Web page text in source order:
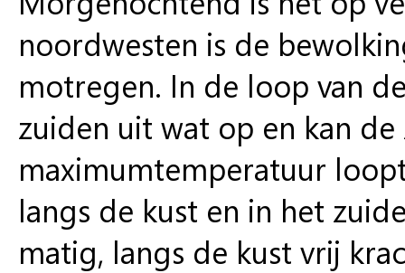
noordwesten is de
motregen. In de loop van
zuiden uit wat op en kan
maximumtemperatuur
langs de kust en in het
matig, langs de kust vrij